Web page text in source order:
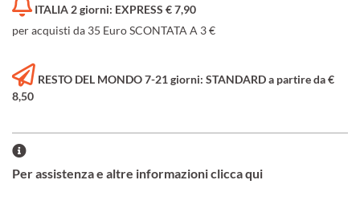
ITALIA 2 giorni: EXPRESS € 7,90
per acquisti da 35 Euro SCONTATA A 3 €
RESTO DEL MONDO 7-21 giorni: STANDARD a partire da €
8,50
Per assistenza e altre informazioni clicca qui